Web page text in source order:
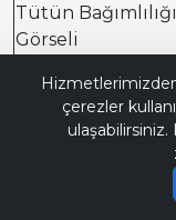
Tütün
Görseli
Mücadele Afişi
çerezler
ulaşabilirsiniz.